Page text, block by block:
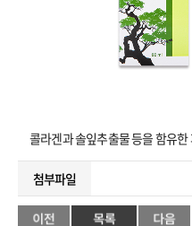
콜라겐과 솔잎추출물 등을 함유
첨부파일